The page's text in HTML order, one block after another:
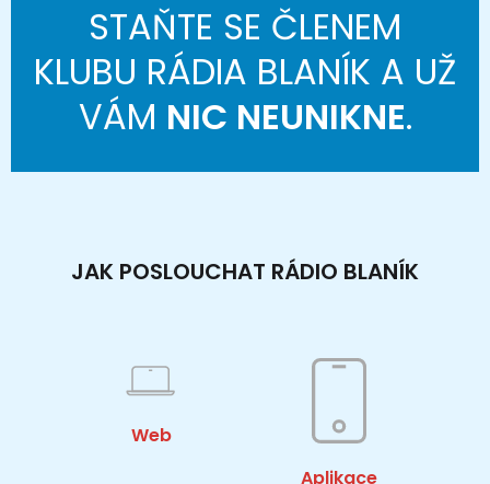
STAŇTE SE ČLENEM
KLUBU RÁDIA BLANÍK A UŽ
VÁM NIC NEUNIKNE.
JAK POSLOUCHAT RÁDIO BLANÍK
Web
Aplikace